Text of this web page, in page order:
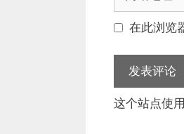
址
地 在此浏览
这个站点使